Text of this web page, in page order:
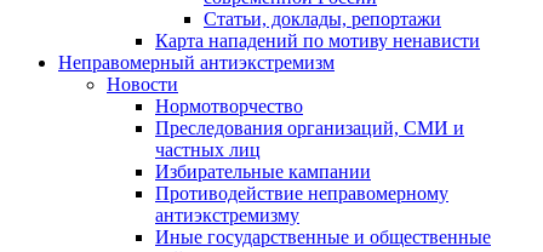
Статьи, доклады, репортажи
Карта нападений по мотиву ненависти
Неправомерный антиэкстремизм
Новости
Нормотворчество
Преследования организаций, СМИ и
частных лиц
Избирательные кампании
Противодействие неправомерному
антиэкстремизму
Иные государственные и общественные